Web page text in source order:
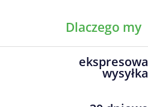
Dlaczego my
ekspresowa
wysyłka